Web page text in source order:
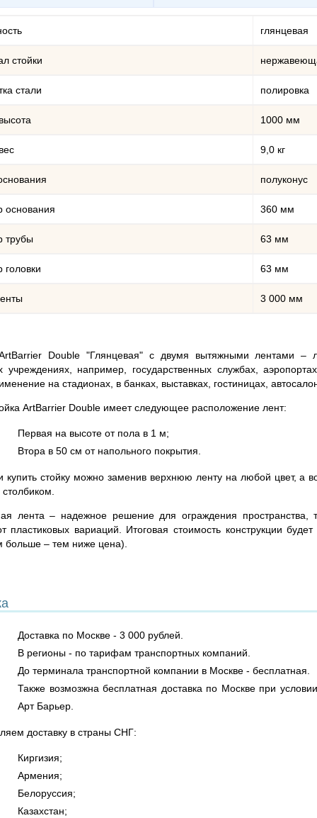
глянцевая
стойки
стали полировка
1000 мм
9,0 кг
полуконус
основания 360 мм
трубы 63 мм
головки 63 мм
3 000 мм
Double "Глянцевая" с двумя вытяжными лентами –
учреждениях, например, государственных службах,
на стадионах, в банках, выставках, гостиницах,
ArtBarrier Double имеет следующее расположение лент:
Первая на высоте от пола в 1 м;
Втора в 50 см от напольного покрытия.
купить стойку можно заменив верхнюю ленту на любой цвет, а
лента – надежное решение для ограждения
пластиковых вариаций. Итоговая стоимость конструкции
больше – тем ниже цена).
Доставка по Москве - 3 000 рублей.
В регионы - по тарифам транспортных компаний.
До терминала транспортной компании в Москве - бесплатная.
Также возмозжна бесплатная доставка по Москве при
Арт Барьер.
доставку в страны СНГ:
Киргизия;
Армения;
Белоруссия;
Казахстан;